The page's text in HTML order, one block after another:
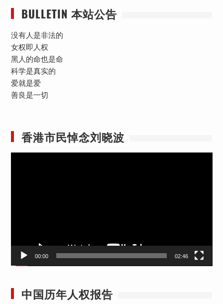
BULLETIN 本站公告
没有人是非法的
女权即人权
黑人的命也是命
科学是真实的
爱就是爱
善良是一切
香港市民悼念刘晓波
00:00 02:46
中国历年人权报告